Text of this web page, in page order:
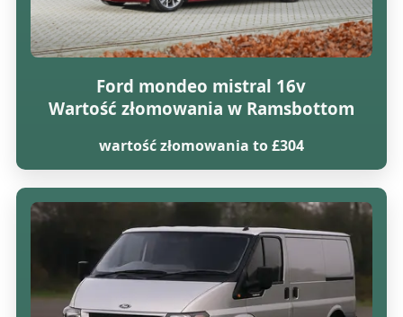
Ford mondeo mistral 16v
Wartość złomowania w Ramsbottom
wartość złomowania to £304